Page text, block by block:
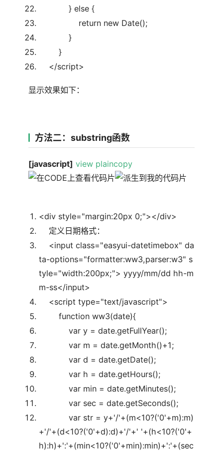
}else {
return new Date();
}
}
</script>
显示效果如下：
方法二：substring函数
[javascript] view plaincopy
<div style="margin:20px 0;"></div>
定义日期格式：
<inputclass="easyui-datetimebox" da
ta-options="formatter:ww3,parser:w3" s
tyle="width:200px;"> yyyy/mm/dd hh-m
m-ss</input>
<script type="text/javascript">
function ww3(date){
var y = date.getFullYear();
var m = date.getMonth()+1;
var d = date.getDate();
var h = date.getHours();
var min = date.getMinutes();
var sec = date.getSeconds();
var str = y+'/'+(m<10?('0'+m):m)
+'/'+(d<10?('0'+d):d)+'/'+' '+(h<10?('0'+
h):h)+':'+(min<10?('0'+min):min)+':'+(sec